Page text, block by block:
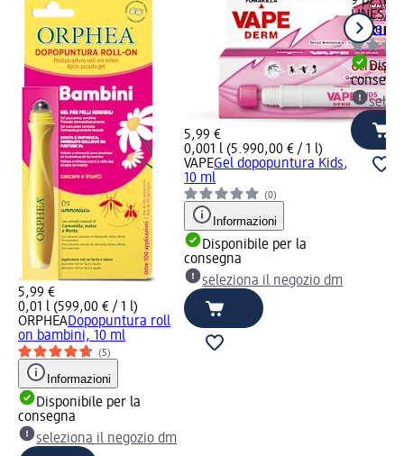
5,99 €
0,01 l (599,00 € / 1 l)
ORPHEADopopuntura roll
on bambini, 10 ml
(5)
Informazioni
Disponibile per la
consegna
seleziona il negozio dm
5,99 €
0,001 l (5.990,00 € / 1 l)
VAPEGel dopopuntura Kids,
10 ml
(0)
Informazioni
Disponibile per la
consegna
seleziona il negozio dm
LINES
notte